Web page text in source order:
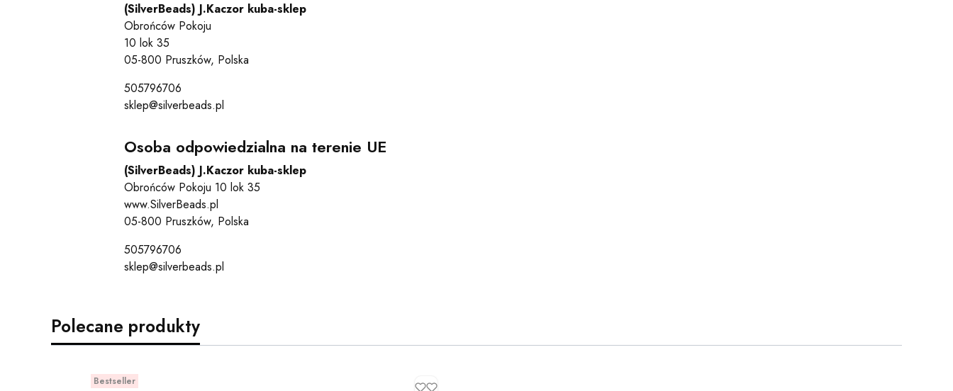
(SilverBeads) J.Kaczor kuba-sklep
Obrońców Pokoju
10 lok 35
05-800 Pruszków, Polska
505796706
sklep@silverbeads.pl
Osoba odpowiedzialna na terenie UE
(SilverBeads) J.Kaczor kuba-sklep
Obrońców Pokoju 10 lok 35
www.SilverBeads.pl
05-800 Pruszków, Polska
505796706
sklep@silverbeads.pl
Polecane produkty
Bestseller